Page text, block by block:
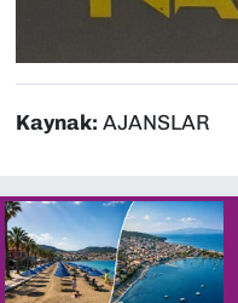
Kaynak: AJANSLAR